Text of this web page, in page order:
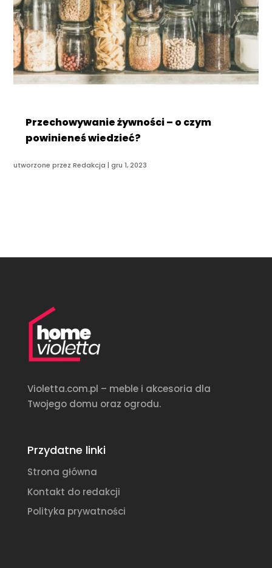
Przechowywanie żywności – o czym
powinieneś wiedzieć?
utworzone przezRedakcja |gru 1, 2023
Violetta.com.pl – meble i akcesoria dla
Twojego domu oraz ogrodu.
Przydatne linki
Strona główna
Kontakt do redakcji
Polityka prywatności